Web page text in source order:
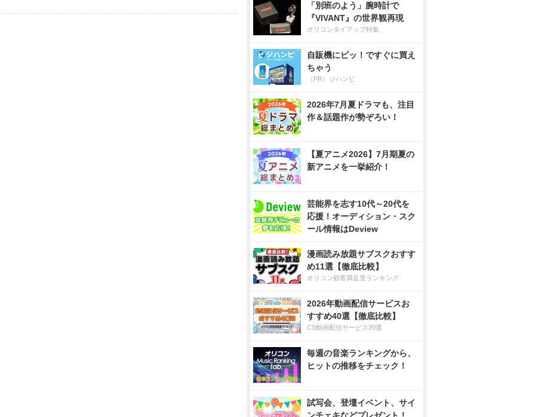
「別班のよう」腕時計で
『VIVANT』の世界観再現
オリコンタイアップ特集
自販機にピッ！ですぐに買え
ちゃう
（PR）ジハンピ
2026年7月夏ドラマも、注目
作＆話題作が勢ぞろい！
【夏アニメ2026】7月期夏の
新アニメを一挙紹介！
芸能界を志す10代～20代を
応援！オーディション・スク
ール情報はDeview
漫画読み放題サブスクおすす
め11選【徹底比較】
オリコン顧客満足度ランキング
2026年動画配信サービスお
すすめ40選【徹底比較】
CS動画配信サービス20選
毎週の音楽ランキングから、
ヒットの推移をチェック！
試写会、登壇イベント、サイ